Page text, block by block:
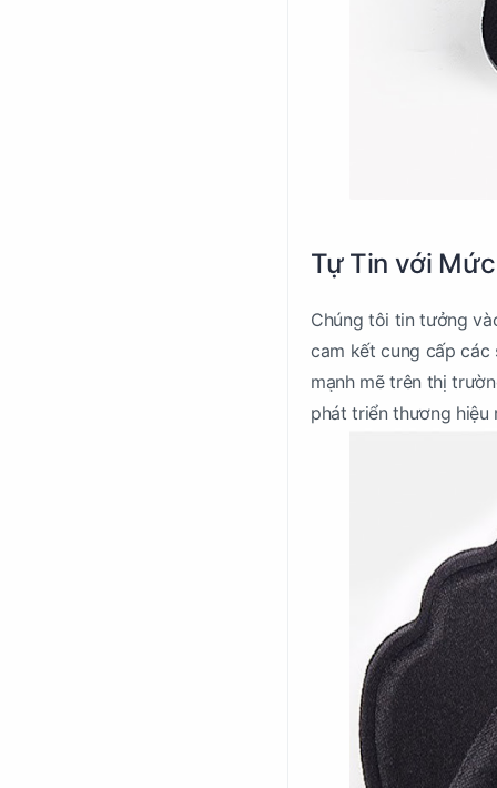
Tự Tin với
Chúng tôi tin tưởng
cam kết cung cấp các
mạnh mẽ trên thị
phát triển thương